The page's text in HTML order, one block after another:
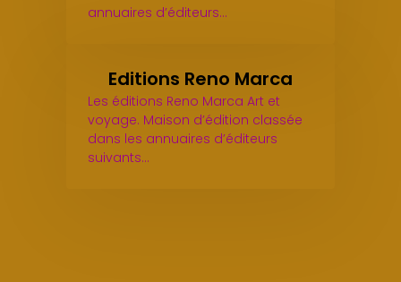
annuaires d’éditeurs…
Editions Reno Marca
Les éditions Reno Marca Art et
voyage. Maison d’édition classée
dans les annuaires d’éditeurs
suivants…